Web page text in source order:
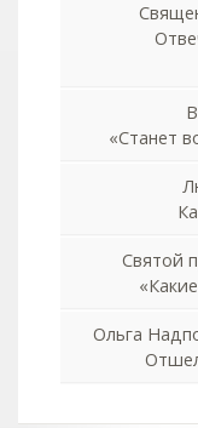
«Станет
Святой
Ольга